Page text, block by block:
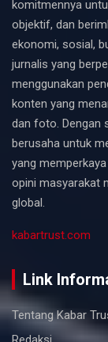
komitmennya
objektif, dan
ekonomi, sosial,
jurnalis yang
menggunakan
konten yang
dan foto. Dengan
berusaha untuk
yang
opini masyarakat
global.
kabartrust.com
Link
Tentang Kabar